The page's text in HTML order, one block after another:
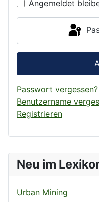
Neu im
Urban Mining
Angemeldet
Passwort vergessen?
Benutzername
Registrieren